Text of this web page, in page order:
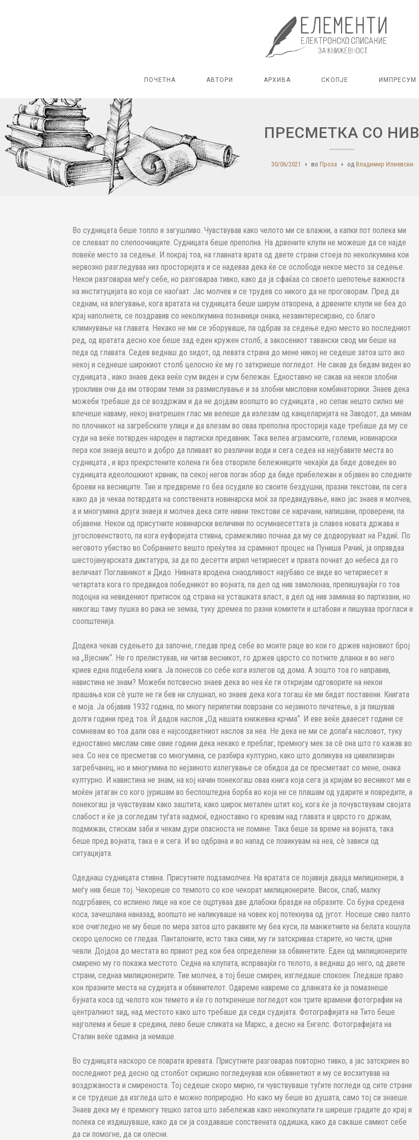
ПОЧЕТНА АВТОРИ АРХИВА СКОПЈЕ ИМПРЕСУМ
ПРЕСМЕТКА СО НИВ
30/06/2021 во Проза од Владимир Илиевски
Во судницата беше топло и загушливо. Чувствував како челото ми се влажни, а капки пот полека ми
се слеваат по слепоочниците. Судницата беше преполна. На дрвените клупи не можеше да се најде
повеќе место за седење. И покрај тоа, на главната врата од двете страни стоеја по неколкумина кои
нервозно разгледуваа низ просторијата и се надеваа дека ќе се ослободи некое место за седење.
Некои разговараа меѓу себе, но разговараа тивко, како да ја сфаќаа со своето шепотење важноста
на институцијата во која се наоѓаат. Јас молчев и се трудев со никого да не проговорам. Пред да
седнам, на влегување, кога вратата на судницата беше ширум отворена, а дрвените клупи не беа до
крај наполнети, се поздравив со неколкумина познаници онака, незаинтересирано, со благо
климнување на главата. Некако не ми се зборуваше, па одбрав за седење едно место во последниот
ред, од вратата десно кое беше зад еден кружен столб, а закосениот тавански свод ми беше на
педа од главата. Седев веднаш до ѕидот, од левата страна до мене никој не седеше затоа што ако
некој и седнеше широкиот столб целосно ќе му го заткриеше погледот. Не сакав да бидам виден во
судницата , иако знаев дека веќе сум виден и сум бележан. Едноставно не сакав на некои злобни
урокливи очи да им отворам теми за размислување и за злобни мисловни комбинаторики. Знаев дека
можеби требаше да се воздржам и да не дојдам воопшто во судницата , но сепак нешто силно ме
влечеше наваму, некој внатрешен глас ми велеше да излезам од канцеларијата на Заводот, да минам
по плочникот на загребските улици и да влезам во оваа преполна просторија каде требаше да му се
суди на веќе потврден народен и партиски предавник. Така велеа аграмските, големи, новинарски
пера кои знаеја вешто и добро да пливаат во различни води и сега седеа на најубавите места во
судницата , и врз прекрстените колена ги беа отвориле бележниците чекајќи да биде доведен во
судницата идеолошкиот крвник, па секој негов поган збор да биде прибележан и објавен во следните
броеви на весниците. Тие и предвреме го беа осудиле во своите бездушни, празни текстови, па сега
како да ја чекаа потврдата на сопствената новинарска моќ за предвидување, иако јас знаев и молчев,
а и многумина други знаеја и молчеа дека сите нивни текстови се нарачани, напишани, проверени, па
објавени. Некои од присутните новинарски величини по осумнаесеттата ја славеа новата држава и
југословенството, па кога еуфоријата стивна, срамежливо почнаа да му се додворуваат на Радиќ. По
неговото убиство во Собранието вешто преќутеа за срамниот процес на Пуниша Рачиќ, ја оправдаа
шестојануарската диктатура, за да по десетти април четириесет и првата почнат до небеса да го
величаат Поглавникот и Дидо. Нивната вродена снаодливост најубаво се виде во четириесет и
четвртата кога го предвидоа победникот во војната, па дел од нив замолкнаа, препишувајќи го тоа
подоцна на невидениот притисок од страна на усташката власт, а дел од нив заминаа во партизани, но
никогаш таму пушка во рака не земаа, туку дремеа по разни комитети и штабови и пишуваа прогласи и
соопштенија.
Додека чекав судењето да започне, гледав пред себе во моите раце во кои го држев најновиот број
на „Вјесник“. Не го прелистував, ни читав весникот, го држев цврсто со потните дланки и во него
криев една подебела книга. Ја понесов со себе кога излегов од дома. А зошто тоа го направив,
навистина не знам? Можеби потсвесно знаев дека во неа ќе ги откријам одговорите на некои
прашања кои сè уште не ги бев ни слушнал, но знаев дека кога тогаш ќе ми бидат поставени. Книгата
е моја. Ја објавив 1932 година, по многу перипетии поврзани со нејзиното печатење, а ја пишував
долги години пред тоа. Ѝ дадов наслов „Од нашата книжевна крчма“. И еве веќе дваесет години се
сомневам во тоа дали ова е најсоодветниот наслов за неа. Не дека не ми се допаѓа насловот, туку
едноставно мислам сиве овие години дека некако е преблаг, премногу мек за сè она што го кажав во
неа. Со неа се пресметав со многумина, се разбира културно, како што доликува на цивилизиран
загребчанец, но и многумина по нејзиното излегување се обидоа да се пресметаат со мене, онака
културно. И навистина не знам, на кој начин понекогаш оваа книга која сега ја кријам во весникот ми е
моќен јатаган со кого јуришам во беспоштедна борба во која не се плашам од ударите и повредите, а
понекогаш ја чувствувам како заштита, како широк метален штит кој, кога ќе ја почувствувам својата
слабост и ќе ја согледам туѓата надмоќ, едноставно го кревам над главата и цврсто го држам,
подмижан, стискам заби и чекам дури опасноста не помине. Така беше за време на војната, така
беше пред војната, така е и сега. И во одбрана и во напад се повикувам на неа, сè зависи од
ситуацијата.
Одеднаш судницата стивна. Присутните подзамолчеа. На вратата се појавија двајца милиционери, а
меѓу нив беше тој. Чекореше со темпото со кое чекорат милиционерите. Висок, слаб, малку
подгрбавен, со испиено лице на кое се оцртуваа две длабоки бразди на образите. Со бујна средена
коса, зачешлана наназад, воопшто не наликуваше на човек кој потекнува од југот. Носеше сиво палто
кое очигледно не му беше по мера затоа што ракавите му беа куси, па манжетните на белата кошула
скоро целосно се гледаа. Панталоните, исто така сиви, му ги затскриваа старите, но чисти, црни
чевли. Дојдоа до местата во првиот ред кои беа определени за обвинетите. Еден од милиционерите
смирено му го покажа местото. Седна на клупата, исправајќи го телото, а веднаш до него, од двете
страни, седнаа милиционерите. Тие молчеа, а тој беше смирен, изгледаше спокоен. Гледаше право
кон празните места на судијата и обвинителот. Одвреме навреме со дланката ќе ја помазнеше
бујната коса од челото кон темето и ќе го поткренеше погледот кон трите врамени фотографии на
централниот ѕид, над местото како што требаше да седи судијата. Фотографијата на Тито беше
најголема и беше в средина, лево беше сликата на Маркс, а десно на Енгелс. Фотографијата на
Сталин веќе одамна ја немаше.
Во судницата наскоро се поврати вревата. Присутните разговараа повторно тивко, а јас затскриен во
последниот ред десно од столбот скришно погледнував кон обвинетиот и му се восхитував на
воздржаноста и смиреноста. Тој седеше скоро мирно, ги чувствуваше туѓите погледи од сите страни
и се трудеше да изгледа што е можно поприродно. Но како му беше во душата, само тој си знаеше.
Знаев дека му е премногу тешко затоа што забележав како неколкупати ги ширеше градите до крај и
полека се издишуваше, како да си ја создаваше сопствената оддишка, како да сакаше самиот себе
да си помогне, да си олесни.